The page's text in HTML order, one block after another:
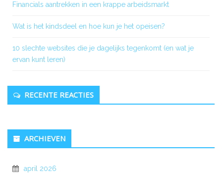
Financials aantrekken in een krappe arbeidsmarkt
Wat is het kindsdeel en hoe kun je het opeisen?
10 slechte websites die je dagelijks tegenkomt (en wat je
ervan kunt leren)
RECENTE REACTIES
ARCHIEVEN
april 2026